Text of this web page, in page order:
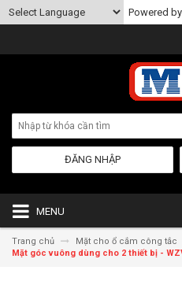
Powered by
ĐĂNG NHẬP
MENU
Trang chủ
Mặt cho ổ cắm công tắc
Mặt góc vuông dùng cho 2 thiết bị -